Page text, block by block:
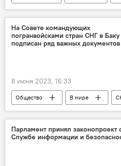
Россия
На Совете командующих
погранвойсками стран СНГ в Баку
подписан ряд важных документов
8 июня 2023, 16:33
Общество В мире
граница
Парламент принял законопроект
Службе информации и